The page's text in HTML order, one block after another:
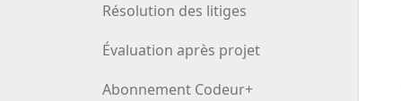
Résolution des litiges
Évaluation après projet
Abonnement Codeur+